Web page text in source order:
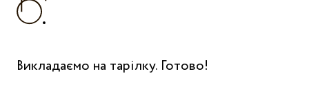
Викладаємо на тарілку. Готово!